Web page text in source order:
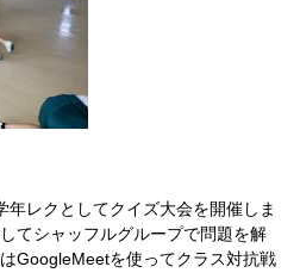
年レクとしてクイズ大会を開催しま
てシャッフルグループで問題を解
GoogleMeetを使ってクラス対抗戦